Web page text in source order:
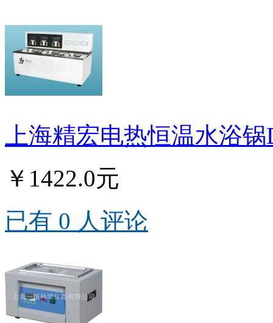
上海精宏电热恒温水浴
￥1422.0元
已有 0 人评论